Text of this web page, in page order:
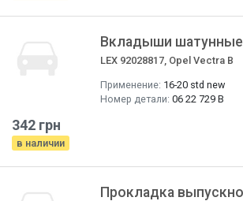
Вкладыши шатунные
LEX 92028817, Opel Vectra B
Применение: 16-20 std new
Номер детали: 06 22 729 B
342 грн
в наличии
Прокладка